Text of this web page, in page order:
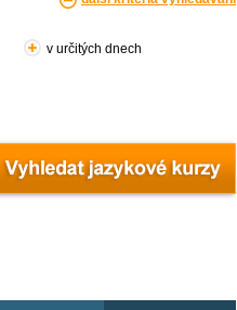
v určitých dnech